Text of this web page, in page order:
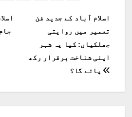
اسلام آباد کے جدید فن
تعمیر میں روایتی
جھلکیاں: کیا یہ شہر
اپنی شناخت برقرار رکھ